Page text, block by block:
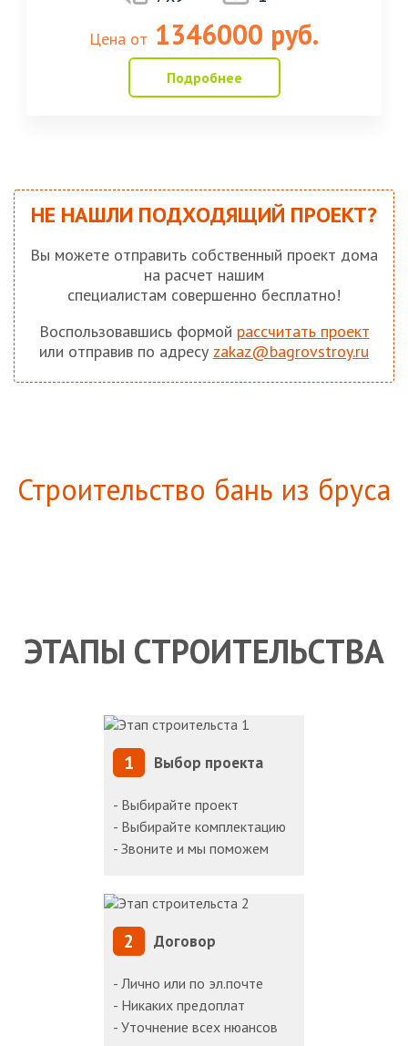
Цена от 1346000 руб.
Подробнее
НЕ НАШЛИ ПОДХОДЯЩИЙ ПРОЕКТ?
Вы можете отправить собственный проект дома
на расчет нашим
специалистам совершенно бесплатно!
Воспользовавшись формой рассчитать проект
или отправив по адресу zakaz@bagrovstroy.ru
Строительство бань из бруса
ЭТАПЫ СТРОИТЕЛЬСТВА
1 Выбор проекта
- Выбирайте проект
- Выбирайте комплектацию
- Звоните и мы поможем
2 Договор
- Лично или по эл.почте
- Никаких предоплат
- Уточнение всех нюансов